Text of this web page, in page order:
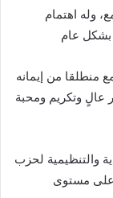
وله اهتمام
بشكل عام
منطلقا من إيمانه
عالٍ وتكريم ومحبة
والتنظيمية لحزب
على مستوى